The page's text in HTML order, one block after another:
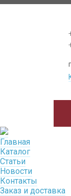
Главная
Каталог
Статьи
Новости
Контакты
Заказ и доставка